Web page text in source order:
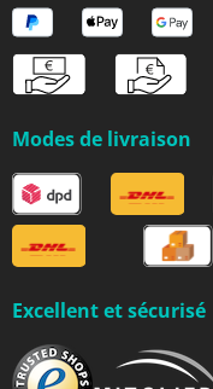
Modes de livraison
Excellent et sécurisé